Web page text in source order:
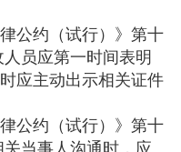
公约（试行）》第十
员应第一时间表明
应主动出示相关证件
公约（试行）》第十
当事人沟通时，应